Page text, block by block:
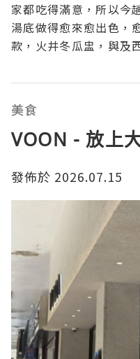
家都吃得滿意，所以今
湯底做得愈來愈出色，
款，火井冬瓜盅，與及
作，推出西瓜及冬瓜口
味，用餐前搓下手，保
暑冬瓜盅完美變成
美食
VOON - 放上
發佈於 2026.07.15